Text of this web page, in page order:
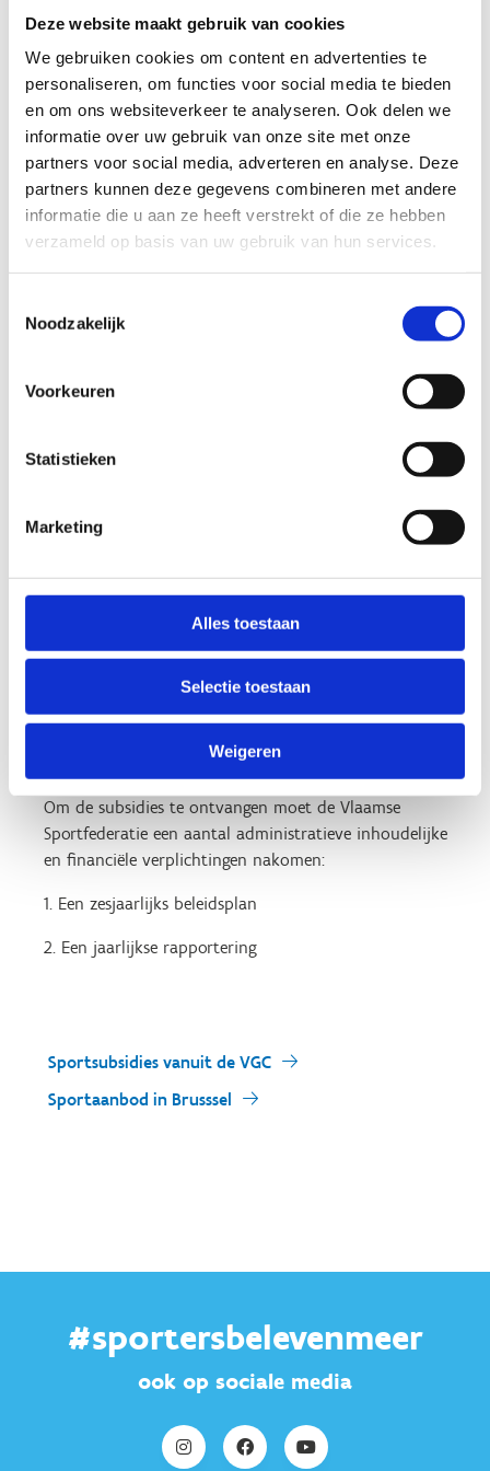
Deze website maakt gebruik van cookies
We gebruiken cookies om content en advertenties te
personaliseren, om functies voor social media te bieden
en om ons websiteverkeer te analyseren. Ook delen we
informatie over uw gebruik van onze site met onze
partners voor social media, adverteren en analyse. Deze
partners kunnen deze gegevens combineren met andere
informatie die u aan ze heeft verstrekt of die ze hebben
verzameld op basis van uw gebruik van hun services.
Noodzakelijk
Voorkeuren
Statistieken
Marketing
Alles toestaan
Selectie toestaan
Weigeren
De VGC wordt decretaal gesubsidieerd voor de
uitvoering van vier Vlaamse beleidsprioriteiten.
De 4 Vlaamse beleidsprioriteiten sport (BPS) vormen één
pakket. De Vlaamse Gemeenschapscommissie kan niet
kiezen voor beleidsprioriteit 1 en 3. Om voor
subsidiëring in aanmerking te komen, moet het
intekenen op elk van de beleidsprioriteiten.
Beleidsprioriteit 1: Kwalitatieve uitbouw van
sportverenigingen stimuleren en de kwaliteit van
Beleidsprioriteit 3: De bevolking activeren tot
levenslang sporten via een laagdrempelig sport- en
Beleidsprioriteit 4: Een lokaal beweeg- en
in een sociaal zwakkere positie
Op basis van de ingediende subsidieaanvraag ontvangt
de Vlaamse Gemeenschapscommissie jaarlijks een
werkingssubsidie voor de uitvoering van deze
door de minister vastgelegd.
Om de subsidies te ontvangen moet de Vlaamse
Sportfederatie een aantal administratieve inhoudelijke
en financiële verplichtingen nakomen:
1. Een zesjaarlijks beleidsplan
2. Een jaarlijkse rapportering
Sportsubsidies vanuit de VGC
Sportaanbod in Brusssel
#sportersbelevenmeer
ook op sociale media